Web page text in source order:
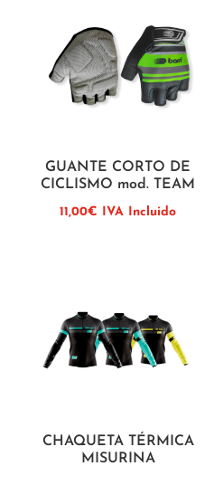
GUANTE CORTO DE
CICLISMO mod. TEAM
11,00€ IVA Incluido
CHAQUETA TÉRMICA
MISURINA